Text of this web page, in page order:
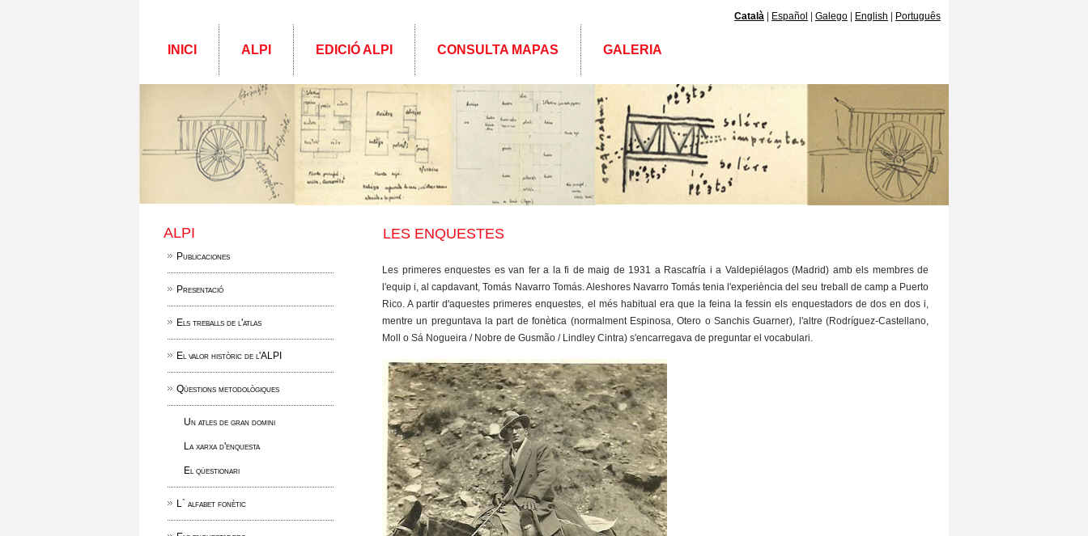
Català Español Galego English Português
INICI ALPI EDICIÓ ALPI CONSULTA MAPAS GALERIA
ALPI
Publicaciones
Presentació
Els treballs de l'atlas
El valor històric de l'ALPI
Qüestions metodològiques
Un atles de gran domini
La xarxa d'enquesta
El qüestionari
L` alfabet fonètic
LES ENQUESTES
Les primeres enquestes es van fer a la fi de maig de 1931 a Rascafría i a Valdepiélagos (Madrid) amb els membres de
l'equip i, al capdavant, Tomás Navarro Tomás. Aleshores Navarro Tomás tenia l'experiència del seu treball de camp a Puerto
Rico. A partir d'aquestes primeres enquestes, el més habitual era que la feina la fessin els enquestadors de dos en dos i,
mentre un preguntava la part de fonètica (normalment Espinosa, Otero o Sanchis Guarner), l'altre (Rodríguez-Castellano,
Moll o Sá Nogueira / Nobre de Gusmão / Lindley Cintra) s'encarregava de preguntar el vocabulari.